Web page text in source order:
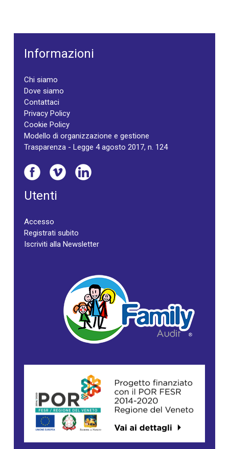
Informazioni
Chi siamo
Dove siamo
Contattaci
Privacy Policy
Cookie Policy
Modello di organizzazione e gestione
Trasparenza - Legge 4 agosto 2017, n. 124
Utenti
Accesso
Registrati subito
Iscriviti alla Newsletter